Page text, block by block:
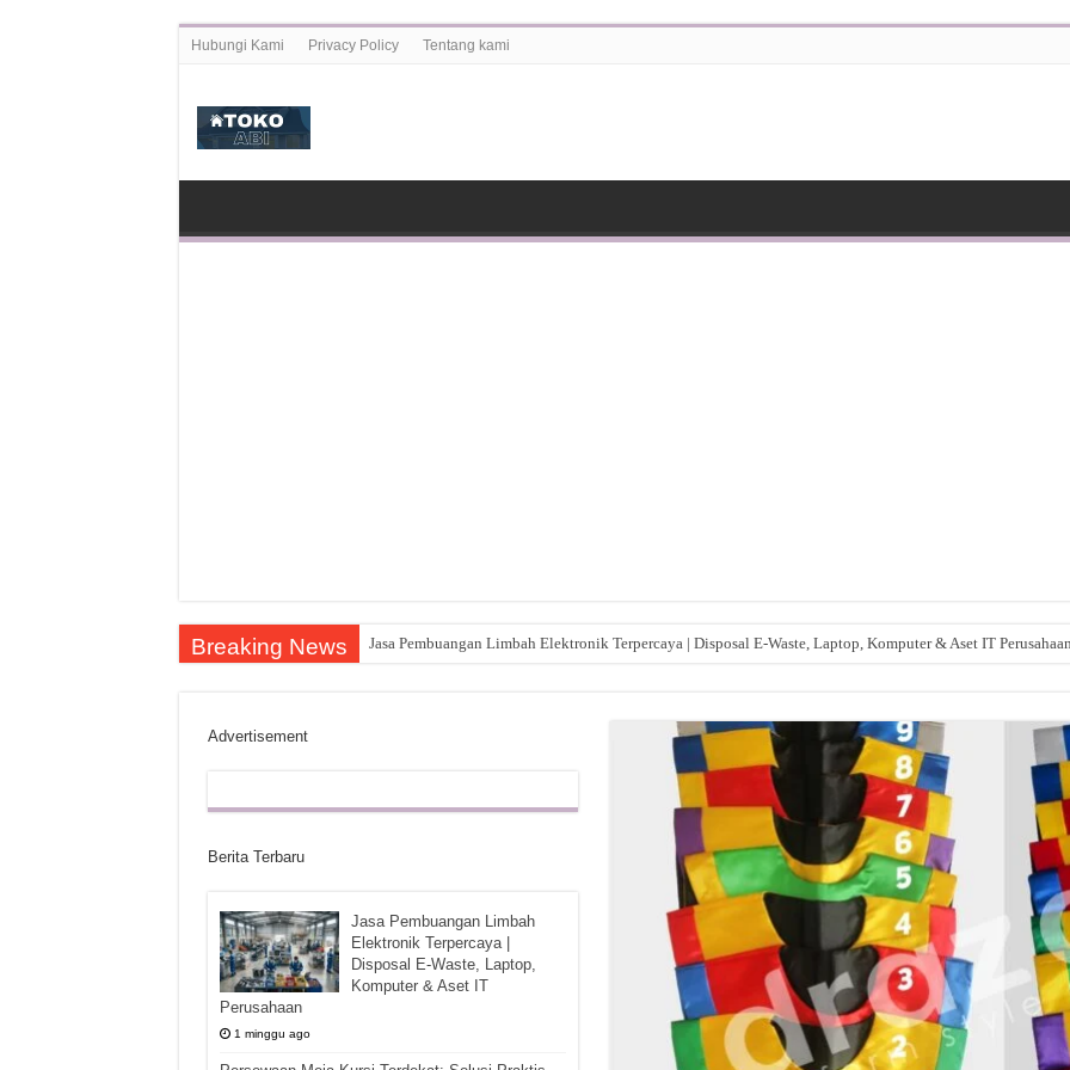
Hubungi Kami Privacy Policy Tentang kami
Breaking News Jasa Pembuangan Limbah Elektronik Terpercaya | Disposal E-Waste, Laptop, Komputer & Aset IT
Advertisement
Berita Terbaru
Jasa Pembuangan Limbah
Elektronik Terpercaya |
Disposal E-Waste, Laptop,
Komputer & Aset IT
Perusahaan
1 minggu ago